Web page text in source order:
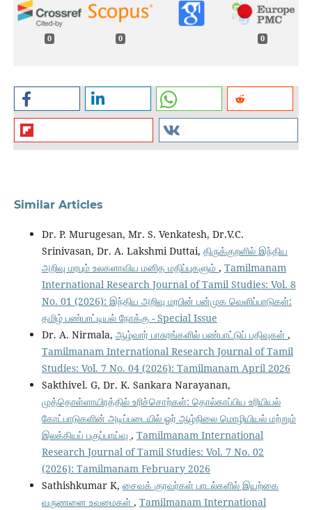
0 0 0
Similar Articles
Dr. P. Murugesan, Mr. S. Venkatesh, Dr.V.C.
Srinivasan, Dr. A. Lakshmi Duttai, திருக்குறளில் இந்திய
அறிவு மரபும் உலகளாவிய மனித மதிப்புகளும் , Tamilmanam
International Research Journal of Tamil Studies: Vol. 8
No. 01 (2026): இந்திய அறிவு மரபின் பன்முக வெளிப்பாடுகள்:
தமிழ் பண்பாட்டியல் நோக்கு - Special Issue
Dr. A. Nirmala, ஆழ்வார் பாசுரங்களில் பண்பாட்டுப் பதிவுகள் ,
Tamilmanam International Research Journal of Tamil
Studies: Vol. 7 No. 04 (2026): Tamilmanam April 2026
Sakthivel. G, Dr. K. Sankara Narayanan,
முத்தொள்ளாயிரத்தில் உரிச்சொற்கள்: தொல்காப்பிய உரியியல்
கோட்பாடுகளின் அடிப்படையில் ஓர் ஆழ்நிலை மொழியியல் மற்றும்
இலக்கியப் பகுப்பாய்வு , Tamilmanam International
Research Journal of Tamil Studies: Vol. 7 No. 02
(2026): Tamilmanam February 2026
Sathishkumar K, சைவக் குரவர்கள் பாடல்களில் இயற்கை
வருணனை உவமைகள் , Tamilmanam International